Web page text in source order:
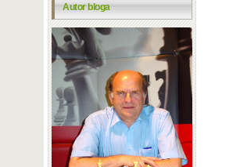
Autor bloga